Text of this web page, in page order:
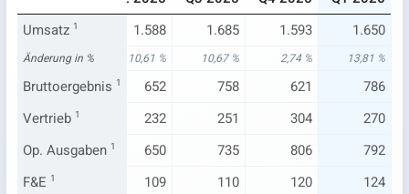
Umsatz 1
1.450 1.588 1.685 1.593 1.650
Änderung in %
13,54 % 10,61 % 10,67 % 2,74 % 13,81 %
Bruttoergebnis 1
587 652 758 621
786
Vertrieb 1215 232 251 304
270
Op. Ausgaben 1
616 650 735 806
792
F&E 1 109 110 120
124